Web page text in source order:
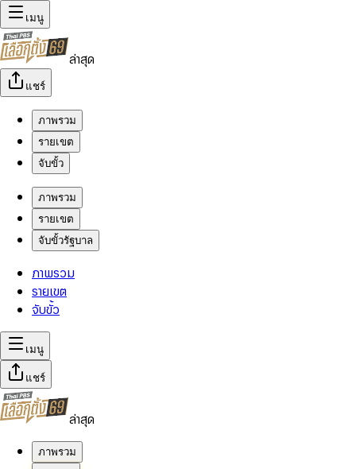
เมนู
ล่าสุด
แชร์
ภาพรวม
รายเขต
จับขั้ว
ภาพรวม
รายเขต
จับขั้วรัฐบาล
ภาพรวม
รายเขต
จับขั้ว
เมนู
แชร์
ล่าสุด
ภาพรวม